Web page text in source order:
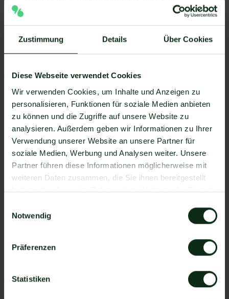
Zustimmung Details Über Cookies
Diese Webseite verwendet Cookies
Wir verwenden Cookies, um Inhalte und Anzeigen zu
personalisieren, Funktionen für soziale Medien anbieten
zu können und die Zugriffe auf unsere Website zu
analysieren. Außerdem geben wir Informationen zu Ihrer
Verwendung unserer Website an unsere Partner für
soziale Medien, Werbung und Analysen weiter. Unsere
Partner führen diese Informationen möglicherweise mit
weiteren Daten zusammen, die Sie ihnen bereitgestellt
haben oder die sie im Rahmen Ihrer Nutzung der Dienste
Notwendig
Präferenzen
Statistiken
nötige Software bereitstellen, um die Integration
zu ermöglichen. Längst nicht alle Anbieter der
von Amazon Redshift und WhatsApp zu
Zapier Integration über 6.000 Apps zur
Verfügung, die Sie mit WhatsApp verbinden
können. Darunter ist natürlich auch Amazon
Redshift !
Da der Einrichtungsprozess der Integration je nach
dem Anbieter der WhatsApp API Schnittstelle
differenziert, gibt es keine allgemein gültige
WhatsApp mit Mateo funktioniert.
So funktioniert die Integration von
Schritt 1: Zapier Konto erstellen, Amazon Redshift
Schritt 2: Eine der Apps (Amazon Redshift oder